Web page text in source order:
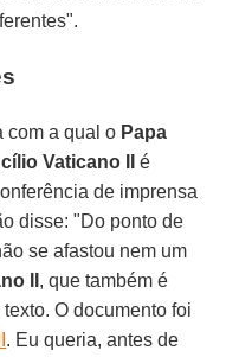
com a qual o Papa
Vaticano II
é
de imprensa
disse: "Do ponto de
se afastou nem um
II , que também é
O documento foi
. Eu queria, antes de